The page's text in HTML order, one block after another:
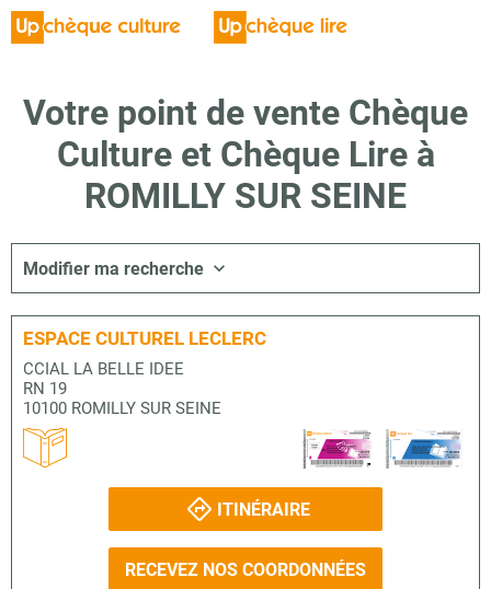
Votre point de vente Chèque
Culture et Chèque Lire à
ROMILLY SUR SEINE
Modifier ma recherche
ESPACE CULTUREL LECLERC
CCIAL LA BELLE IDEE
RN 19
10100 ROMILLY SUR SEINE
ITINÉRAIRE
RECEVEZ NOS COORDONNÉES